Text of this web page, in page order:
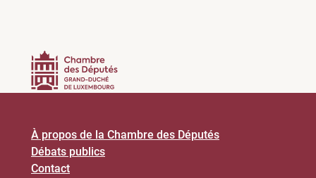
À propos de la Chambre des Députés
Débats publics
Contact